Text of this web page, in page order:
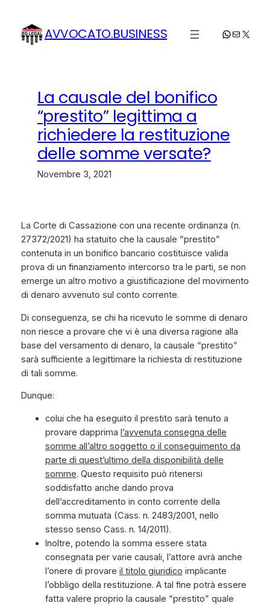
contenutoAVVOCATO.BUSINESS WhatsApp
Email
X
La causale del bonifico
“prestito” legittima a
richiedere la restituzione
delle somme versate?
Novembre 3, 2021
La Corte di Cassazione con una recente ordinanza (n.
27372/2021) ha statuito che la causale “prestito”
contenuta in un bonifico bancario costituisce valida
prova di un finanziamento intercorso tra le parti, se non
emerge un altro motivo a giustificazione del movimento
di denaro avvenuto sul conto corrente.
Di conseguenza, se chi ha ricevuto le somme di denaro
non riesce a provare che vi è una diversa ragione alla
base del versamento di denaro, la causale “prestito”
sarà sufficiente a legittimare la richiesta di restituzione
di tali somme.
Dunque:
colui che ha eseguito il prestito sarà tenuto a
provare dapprima l’avvenuta consegna delle
somme all’altro soggetto o il conseguimento da
parte di quest’ultimo della disponibilità delle
somme. Questo requisito può ritenersi
soddisfatto anche dando prova
dell’accreditamento in conto corrente della
somma mutuata (Cass. n. 2483/2001, nello
stesso senso Cass. n. 14/2011).
Inoltre, potendo la somma essere stata
consegnata per varie causali, l’attore avrà anche
l’onere di provare il titolo giuridico implicante
l’obbligo della restituzione. A tal fine potrà essere
fatta valere proprio la causale “prestito” quale